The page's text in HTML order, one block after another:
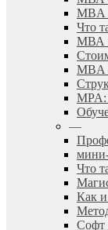
MBA
Что
МВА
MBA
MPA:
—
Что
Как
Софт